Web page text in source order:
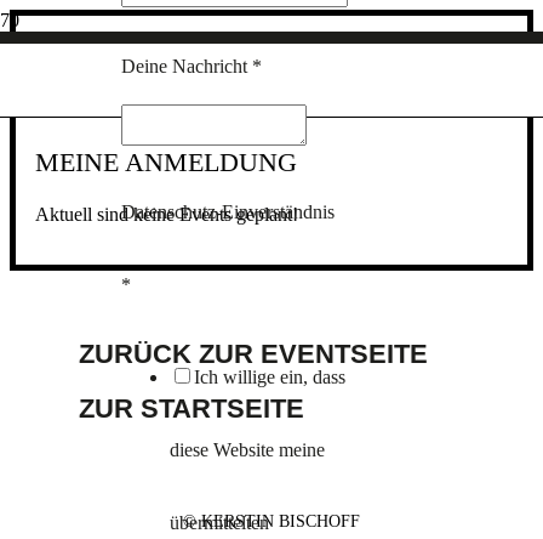
Deine Nachricht *
Datenschutz-Einverständnis
*
Ich willige ein, dass
diese Website meine
übermittelten
UNTAMED – THE POWER OF WOMEN
– BY KERSTIN WITTMANN
MEINE ANMELDUNG
Aktuell sind keine Events geplant!
ZURÜCK ZUR EVENTSEITE
ZUR STARTSEITE
© KERSTIN BISCHOFF